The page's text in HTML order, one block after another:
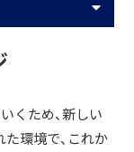
くため、新しい
環境で、これか